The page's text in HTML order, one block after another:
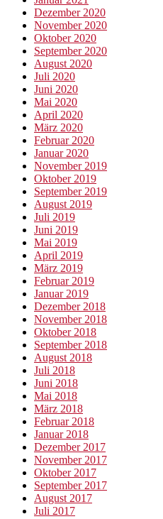
Dezember 2020
November 2020
Oktober 2020
September 2020
August 2020
Juli 2020
Juni 2020
Mai 2020
April 2020
März 2020
Februar 2020
Januar 2020
November 2019
Oktober 2019
September 2019
August 2019
Juli 2019
Juni 2019
Mai 2019
April 2019
März 2019
Februar 2019
Januar 2019
Dezember 2018
November 2018
Oktober 2018
September 2018
August 2018
Juli 2018
Juni 2018
Mai 2018
März 2018
Februar 2018
Januar 2018
Dezember 2017
November 2017
Oktober 2017
September 2017
August 2017
Juli 2017